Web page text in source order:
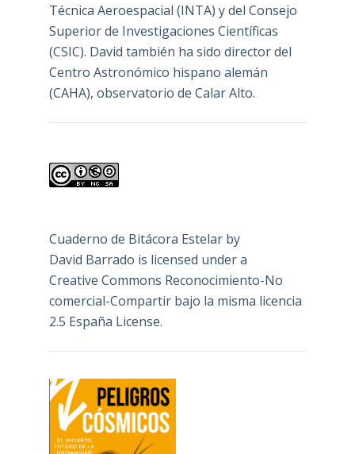
Técnica Aeroespacial (INTA) y del Consejo
Superior de Investigaciones Científicas
(CSIC). David también ha sido director del
Centro Astronómico hispano alemán
(CAHA), observatorio de Calar Alto.
Cuaderno de Bitácora Estelarby
David Barrado is licensed under a
Creative Commons Reconocimiento-No
comercial-Compartir bajo la misma licencia
2.5 España License.